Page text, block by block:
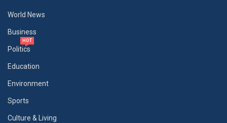
World News
Business
Politics
HOT
Education
Environment
Sports
Culture & Living